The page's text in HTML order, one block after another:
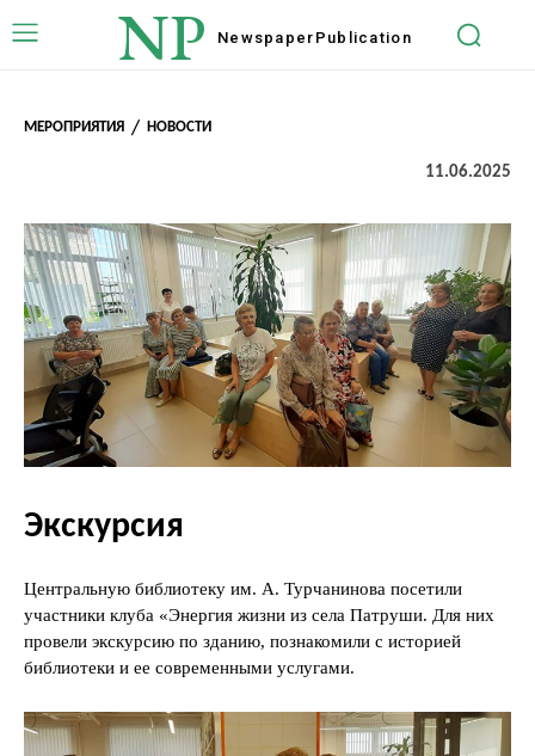
NP Newspaper Publication
МЕРОПРИЯТИЯ НОВОСТИ
11.06.2025
Экскурсия
Центральную библиотеку им. А. Турчанинова посетили
участники клуба «Энергия жизни из села Патруши. Для них
провели экскурсию по зданию, познакомили с историей
библиотеки и ее современными услугами.